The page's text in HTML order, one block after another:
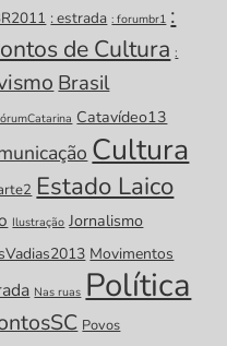
: estrada : forumbr1 :
de Cultura :
Brasil
Catavídeo13
Cultura
Estado Laico
Ilustração Jornalismo
Movimentos
Nas ruas Política
Povos